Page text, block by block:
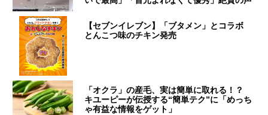
【セブンイレブン】「ブタメン」とコラボ
とんこつ味のチキン発売
「オクラ」の産毛、実は簡単に取れる！？
キユーピーが伝授する“簡単テク”に「めっち
ゃ有益な情報をゲット」